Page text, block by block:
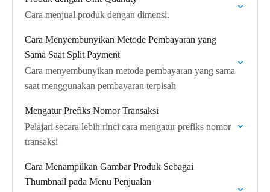
Cara menjual produk dengan dimensi.
Cara Menyembunyikan Metode Pembayaran yang
Sama Saat Split Payment
Cara menyembunyikan metode pembayaran yang sama
saat menggunakan pembayaran terpisah
Mengatur Prefiks Nomor Transaksi
Pelajari secara lebih rinci cara mengatur prefiks nomor
transaksi
Cara Menampilkan Gambar Produk Sebagai
Thumbnail pada Menu Penjualan